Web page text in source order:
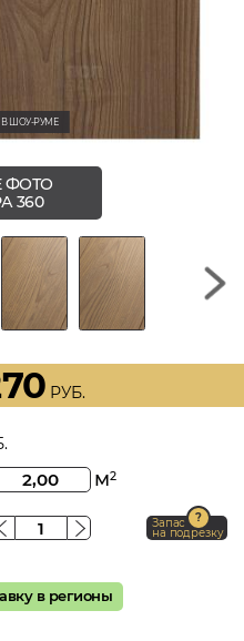
В ШОУ-РУМЕ
ФОТО
360
РУБ.
м2
Запас
на подрезку
в регионы